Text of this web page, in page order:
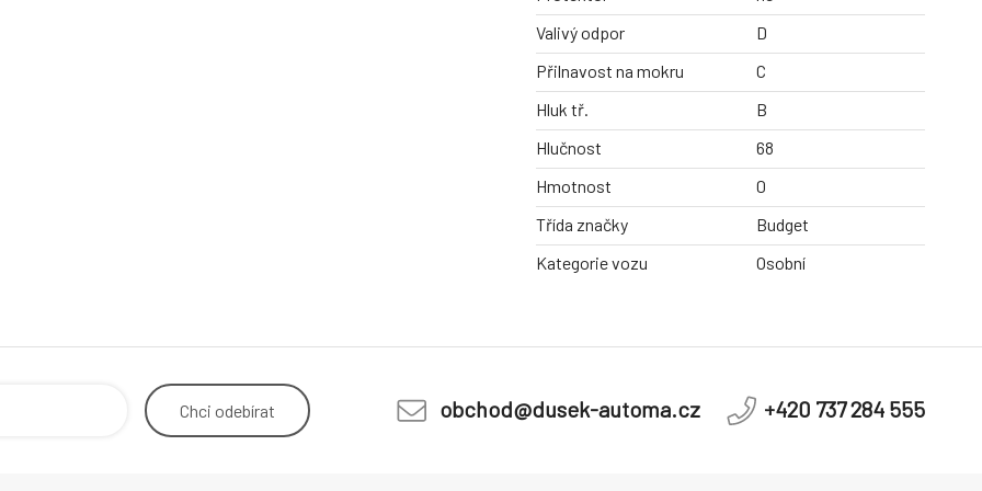
Valivý odpor
D
Přilnavost na mokru
C
Hluk tř.
B
Hlučnost
68
Hmotnost
0
Třída značky
Budget
Kategorie vozu
Osobní
Chci odebírat obchod@dusek-automa.cz +420 737 284 555